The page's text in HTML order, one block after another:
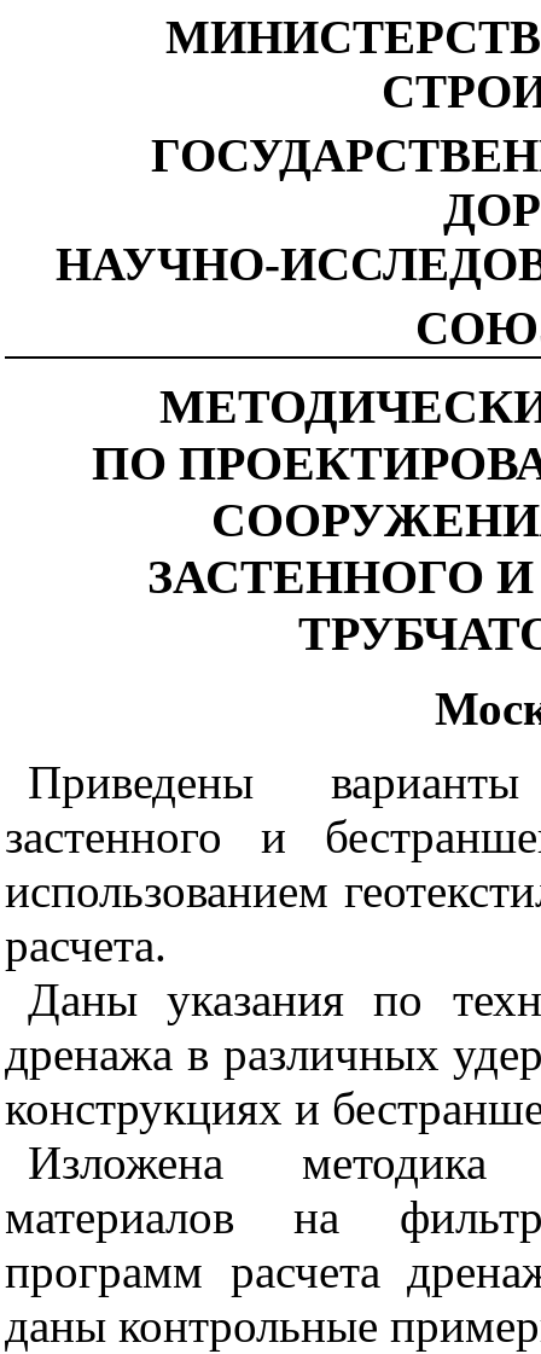
НАУЧНО-
ПО
ЗАСТЕННОГО
Приведены
застенного и
использованием
расчета.
Даны указания по
дренажа в различных
конструкциях и
Изложена методика
материалов на
программ расчета
даны контрольные